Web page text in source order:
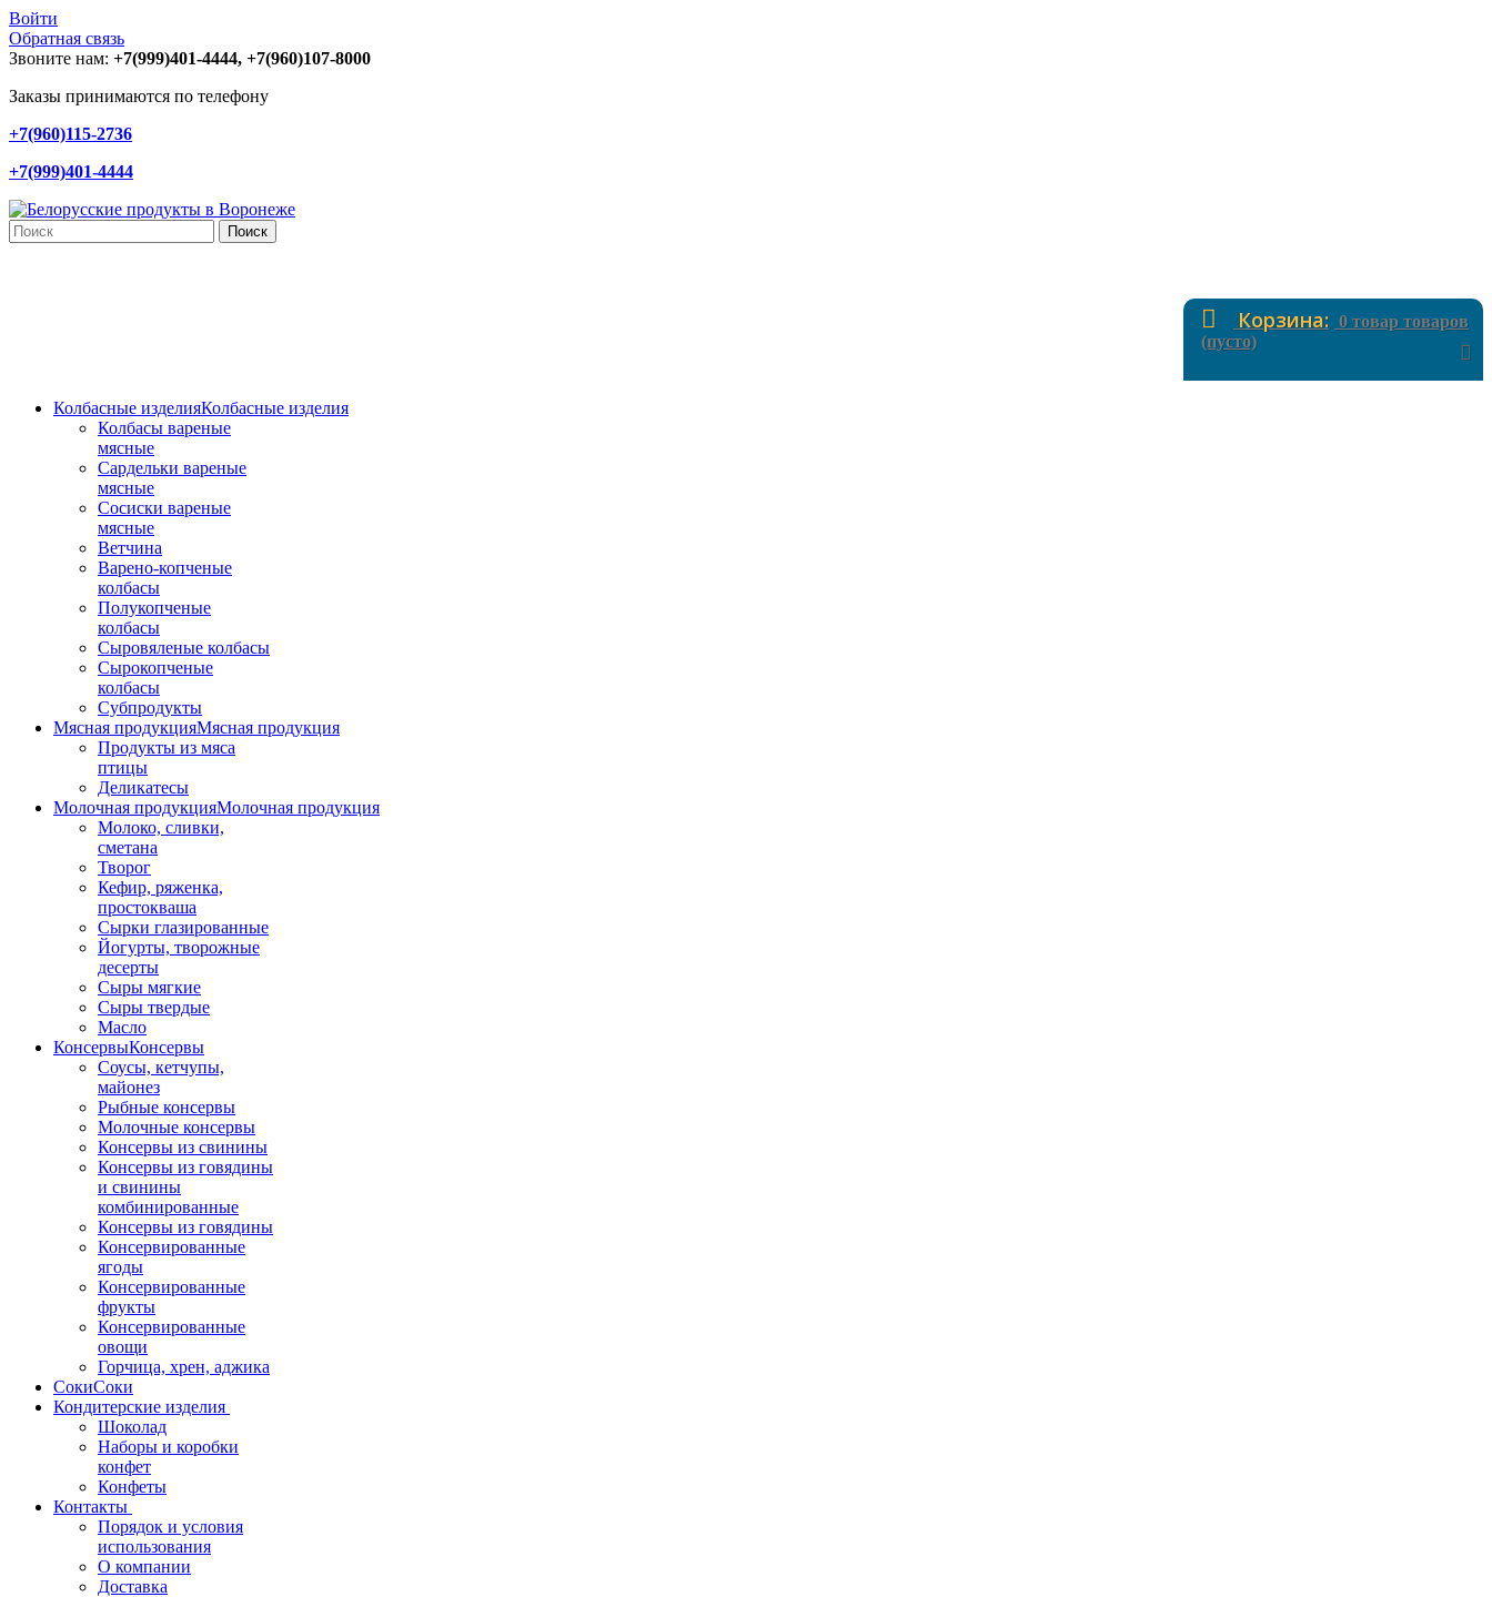
Войти
Обратная связь
Звоните нам: +7(999)401-4444, +7(960)107-8000
Заказы принимаются по телефону
+7(960)115-2736
+7(999)401-4444
Поиск
Корзина: 0 товар товаров
(пусто)
Колбасные изделияКолбасные изделия
Колбасы вареные
мясные
Сардельки вареные
мясные
Сосиски вареные
мясные
Ветчина
Варено-копченые
колбасы
Полукопченые
колбасы
Сыровяленые колбасы
Сырокопченые
колбасы
Субпродукты
Мясная продукцияМясная продукция
Продукты из мяса
птицы
Деликатесы
Молочная продукцияМолочная продукция
Молоко, сливки,
сметана
Творог
Кефир, ряженка,
простокваша
Сырки глазированные
Йогурты, творожные
десерты
Сыры мягкие
Сыры твердые
Масло
КонсервыКонсервы
Соусы, кетчупы,
майонез
Рыбные консервы
Молочные консервы
Консервы из свинины
Консервы из говядины
и свинины
комбинированные
Консервы из говядины
Консервированные
ягоды
Консервированные
фрукты
Консервированные
овощи
Горчица, хрен, аджика
СокиСоки
Кондитерские изделия
Шоколад
Наборы и коробки
конфет
Конфеты
Контакты
Порядок и условия
использования
О компании
Доставка